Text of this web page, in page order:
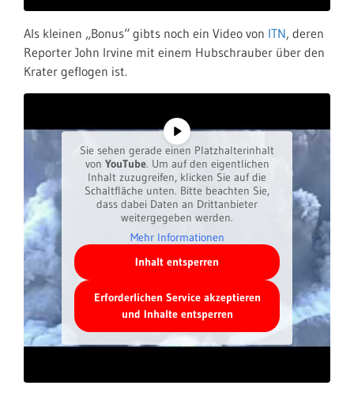
Als kleinen „Bonus“ gibts noch ein Video von ITN, deren
Reporter John Irvine mit einem Hubschrauber über den
Krater geflogen ist.
Sie sehen gerade einen Platzhalterinhalt
von YouTube. Um auf den eigentlichen
Inhalt zuzugreifen, klicken Sie auf die
Schaltfläche unten. Bitte beachten Sie,
dass dabei Daten an Drittanbieter
weitergegeben werden.
Mehr Informationen
Inhalt entsperren
Erforderlichen Service akzeptieren
und Inhalte entsperren